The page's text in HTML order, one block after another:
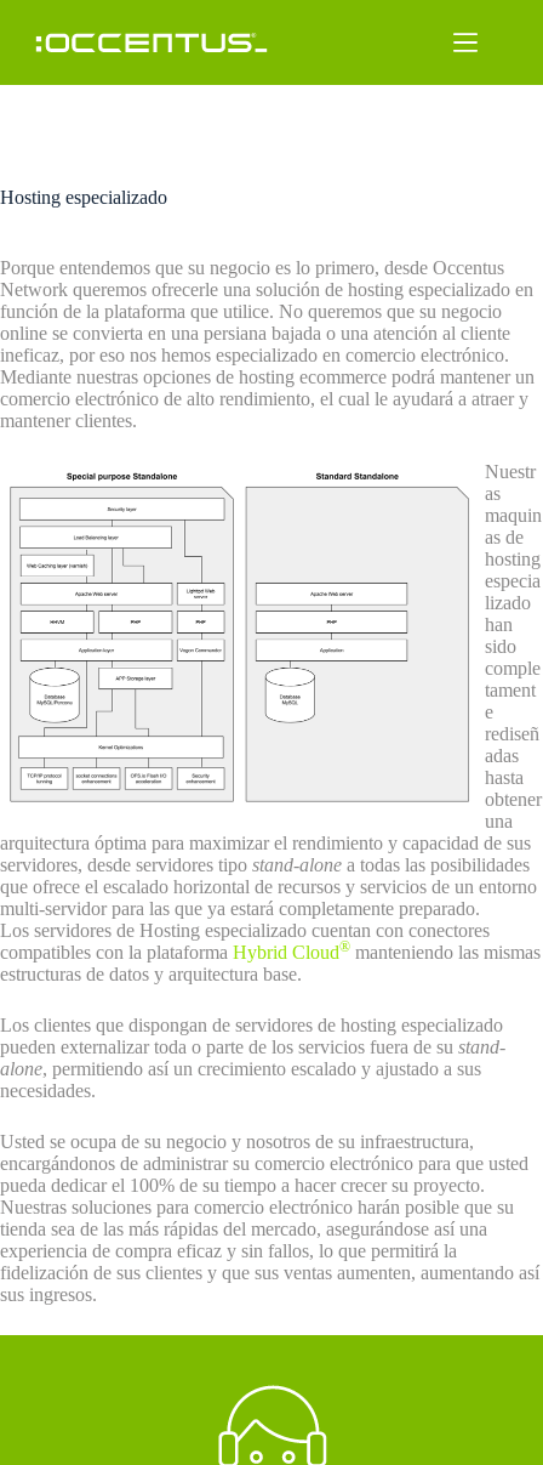
contenido
Hosting especializado
Porque entendemos que su negocio es lo primero, desde Occentus
Network queremos ofrecerle una solución de hosting especializado en
función de la plataforma que utilice. No queremos que su negocio
online se convierta en una persiana bajada o una atención al cliente
ineficaz, por eso nos hemos especializado en comercio electrónico.
Mediante nuestras opciones de hosting ecommerce podrá mantener un
comercio electrónico de alto rendimiento, el cual le ayudará a atraer y
mantener clientes.
Nuestr
as
maquin
as de
hosting
especia
lizado
han
sido
comple
tament
e
rediseñ
adas
hasta
obtener
una
arquitectura óptima para maximizar el rendimiento y capacidad de sus
servidores, desde servidores tipo stand-alone a todas las posibilidades
que ofrece el escalado horizontal de recursos y servicios de un entorno
multi-servidor para las que ya estará completamente preparado.
Los servidores de Hosting especializado cuentan con conectores
compatibles con la plataforma Hybrid Cloud® manteniendo las mismas
estructuras de datos y arquitectura base.
Los clientes que dispongan de servidores de hosting especializado
pueden externalizar toda o parte de los servicios fuera de su stand-
alone, permitiendo así un crecimiento escalado y ajustado a sus
necesidades.
Usted se ocupa de su negocio y nosotros de su infraestructura,
encargándonos de administrar su comercio electrónico para que usted
pueda dedicar el 100% de su tiempo a hacer crecer su proyecto.
Nuestras soluciones para comercio electrónico harán posible que su
tienda sea de las más rápidas del mercado, asegurándose así una
experiencia de compra eficaz y sin fallos, lo que permitirá la
fidelización de sus clientes y que sus ventas aumenten, aumentando así
sus ingresos.